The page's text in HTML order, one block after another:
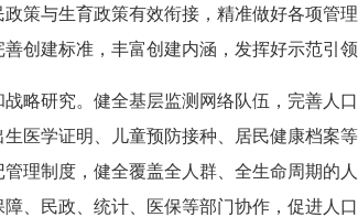
策与生育政策有效衔接，精准做好各项管
创建标准，丰富创建内涵，发挥好示范引领
战略研究。健全基层监测网络队伍，完善人
医学证明、儿童预防接种、居民健康档案
理制度，健全覆盖全人群、全生命周期的
、民政、统计、医保等部门协作，促进人